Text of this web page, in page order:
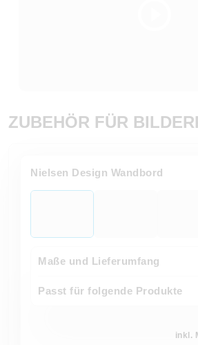
ZUBEHÖR FÜR
Nielsen Design Wandbord
Maße und Lieferumfang
Passt für folgende Produkte
inkl.